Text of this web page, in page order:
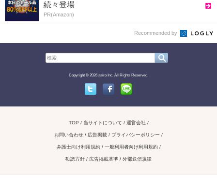
続々登場
PR(Amazon)
Recommended by
Copyright © 2026 asiro Inc. All Rights Reserved.
TOP 当サイトについて 運営会社
お問い合わせ / 広告掲載 プライバシーポリシー
弁護士向け利用規約 一般利用者向け利用規約
勧誘方針 広告掲載基準 外部送信規律